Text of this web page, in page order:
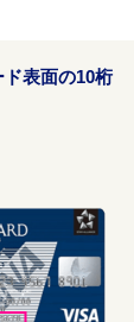
ド表面の10桁